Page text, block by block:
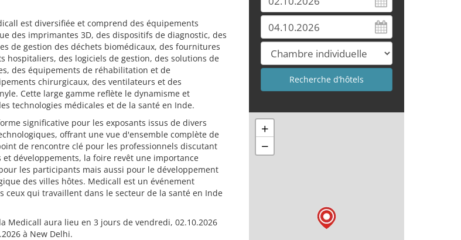
est diversifiée et comprend des équipements
des imprimantes 3D, des dispositifs de diagnostic, des
de gestion des déchets biomédicaux, des fournitures
hospitaliers, des logiciels de gestion, des solutions de
des équipements de réhabilitation et de
chirurgicaux, des ventilateurs et des
Cette large gamme reflète le dynamisme et
technologies médicales et de la santé en Inde.
significative pour les exposants issus de divers
offrant une vue d'ensemble complète de
de rencontre clé pour les professionnels discutant
développements, la foire revêt une importance
les participants mais aussi pour le développement
des villes hôtes. Medicall est un événement
ceux qui travaillent dans le secteur de la santé en Inde
Medicall aura lieu en 3 jours de vendredi, 02.10.2026
à New Delhi.
+
−